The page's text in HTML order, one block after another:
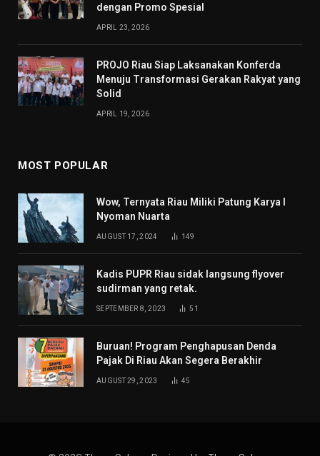
dengan Promo Spesial
APRIL 23, 2026
PROJO Riau Siap Laksanakan Konferda
Menuju Transformasi Gerakan Rakyat yang
Solid
APRIL 19, 2026
MOST POPULAR
Wow, Ternyata Riau Miliki Patung Karya I
Nyoman Nuarta
AUGUST 17, 2024 149
Kadis PUPR Riau sidak langsung flyover
sudirman yang retak.
SEPTEMBER 8, 2023 51
Buruan! Program Penghapusan Denda
Pajak Di Riau Akan Segera Berakhir
AUGUST 29, 2023 45